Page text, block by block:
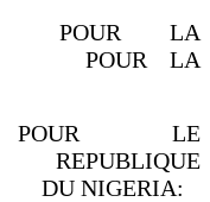
LA
POUR LA
LE